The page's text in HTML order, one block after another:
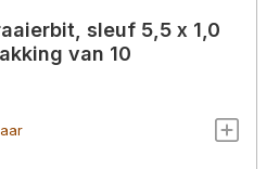
sleuf 5,5 x 1,0
van 10